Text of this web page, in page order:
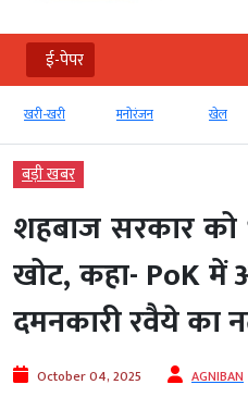
ई-पेपर
खरी-खरी मनोरंजन खेल
बड़ी खबर
शहबाज सरकार को
खोट, कहा- PoK में
दमनकारी रवैये का
October 04, 2025 AGNIBAN